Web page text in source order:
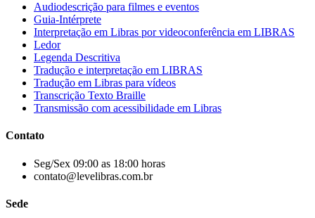
Audiodescrição para filmes e eventos
Guia-Intérprete
Interpretação em Libras por videoconferência em LIBRAS
Ledor
Legenda Descritiva
Tradução e interpretação em LIBRAS
Tradução em Libras para vídeos
Transcrição Texto Braille
Transmissão com acessibilidade em Libras
Contato
Seg/Sex 09:00 as 18:00 horas
contato@levelibras.com.br
Sede